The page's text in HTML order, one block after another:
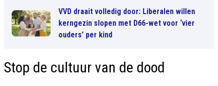
VVD draait volledig door: Liberalen willen
kerngezin slopen met D66-wet voor ‘vier
ouders’ per kind
Stop de cultuur van de dood